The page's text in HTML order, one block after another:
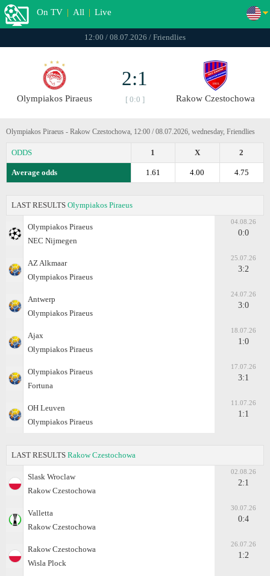
On TV | All | Live
12:00 / 08.07.2026 / Friendlies
Olympiakos Piraeus
2:1
[ 0:0 ] Rakow Czestochowa
Olympiakos Piraeus - Rakow Czestochowa, 12:00 / 08.07.2026, wednesday, Friendlies
ODDS 2
X
1
Average odds 4.75
4.00
1.61
LAST RESULTS Olympiakos Piraeus
Olympiakos Piraeus
NEC Nijmegen
04.08.26
0:0
AZ Alkmaar
Olympiakos Piraeus
25.07.26
3:2
Antwerp
Olympiakos Piraeus
24.07.26
3:0
Ajax
Olympiakos Piraeus
18.07.26
1:0
Olympiakos Piraeus
Fortuna
17.07.26
3:1
OH Leuven
Olympiakos Piraeus
11.07.26
1:1
LAST RESULTS Rakow Czestochowa
Slask Wroclaw
Rakow Czestochowa
02.08.26
2:1
Valletta
Rakow Czestochowa
30.07.26
0:4
Rakow Czestochowa
Wisla Plock
26.07.26
1:2